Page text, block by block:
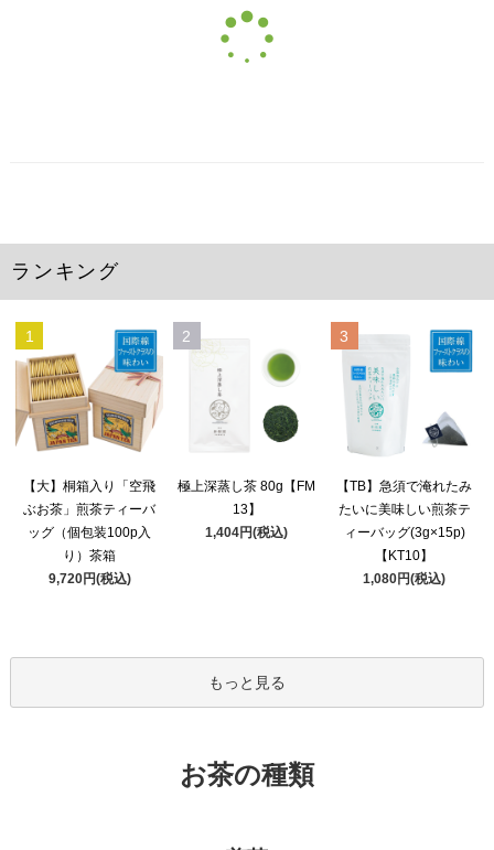
ランキング
1
【大】桐箱入り「空飛
ぶお茶」煎茶ティーバ
ッグ（個包装100p入
り）茶箱
9,720円(税込)
2
極上深蒸し茶 80g【FM
13】
1,404円(税込)
3
【TB】急須で淹れたみ
たいに美味しい煎茶テ
ィーバッグ(3g×15p)
【KT10】
1,080円(税込)
もっと見る
お茶の種類